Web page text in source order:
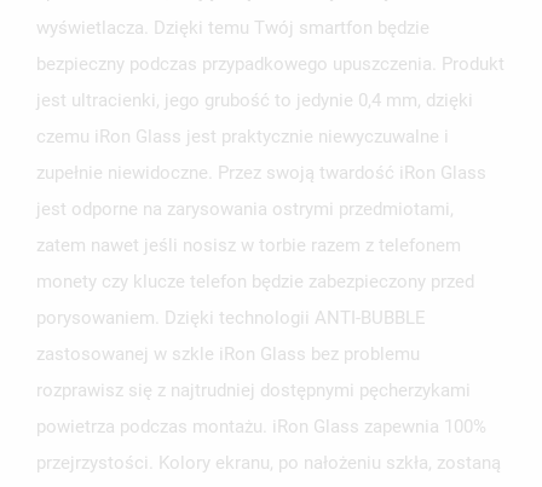
wyświetlacza. Dzięki temu Twój smartfon będzie
bezpieczny podczas przypadkowego upuszczenia. Produkt
jest ultracienki, jego grubość to jedynie 0,4 mm, dzięki
czemu iRon Glass jest praktycznie niewyczuwalne i
zupełnie niewidoczne. Przez swoją twardość iRon Glass
jest odporne na zarysowania ostrymi przedmiotami,
zatem nawet jeśli nosisz w torbie razem z telefonem
monety czy klucze telefon będzie zabezpieczony przed
porysowaniem. Dzięki technologii ANTI-BUBBLE
zastosowanej w szkle iRon Glass bez problemu
rozprawisz się z najtrudniej dostępnymi pęcherzykami
powietrza podczas montażu. iRon Glass zapewnia 100%
przejrzystości. Kolory ekranu, po nałożeniu szkła, zostaną
MOJE LISTY ŻYCZEŃ
add_circle_outline UTWÓRZ NOWĄ LISTĘ
UTWÓRZ LISTĘ ŻYCZEŃ
NAZWA LISTY ŻYCZEŃ
ZALOGUJ SIĘ
MUSISZ BYĆ ZALOGOWANY BY ZAPISAĆ PRODUKTY NA
SWOJEJ LIŚCIE ŻYCZEŃ.
ANULUJ ZALOGUJ SIĘ